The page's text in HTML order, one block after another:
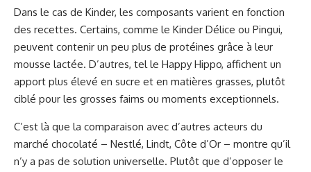
Dans le cas de Kinder, les composants varient en fonction
des recettes. Certains, comme le Kinder Délice ou Pingui,
peuvent contenir un peu plus de protéines grâce à leur
mousse lactée. D’autres, tel le Happy Hippo, affichent un
apport plus élevé en sucre et en matières grasses, plutôt
ciblé pour les grosses faims ou moments exceptionnels.
C’est là que la comparaison avec d’autres acteurs du
marché chocolaté – Nestlé, Lindt, Côte d’Or – montre qu’il
n’y a pas de solution universelle. Plutôt que d’opposer le